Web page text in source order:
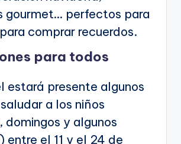
gourmet… perfectos para
comprar recuerdos.
para todos
estará presente algunos
a los niños
domingos y algunos
entre el 11 y el 24 de